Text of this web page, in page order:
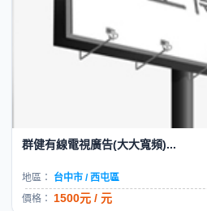
群健有線電視廣告(大大寬頻)...
地區：
台中市 / 西屯區
價格： 1500元 / 元